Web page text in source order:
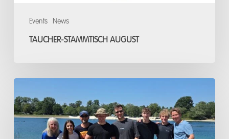
Events News
TAUCHER-STAMMTISCH AUGUST
Water
Diver
Kursabschluss